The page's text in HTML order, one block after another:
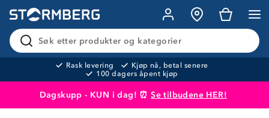
Søk etter produkter og kategorier
Rask levering
Kjøp nå, betal senere
100 dagers åpent kjøp
Dagskupp - KUN i dag! ⏰Se tilbudene HER!